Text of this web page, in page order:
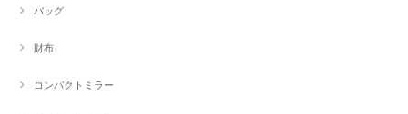
バッグ
財布
コンパクトミラー